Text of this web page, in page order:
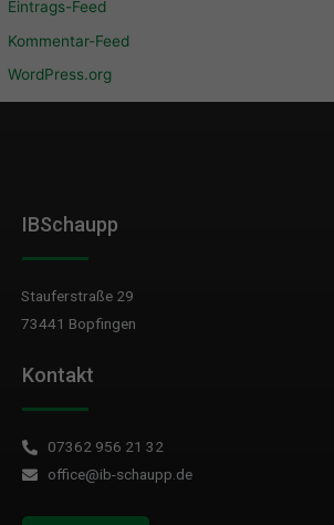
Eintrags-Feed
Kommentar-Feed
WordPress.org
IBSchaupp
Stauferstraße 29
73441 Bopfingen
Kontakt
07362 956 21 32
office@ib-schaupp.de